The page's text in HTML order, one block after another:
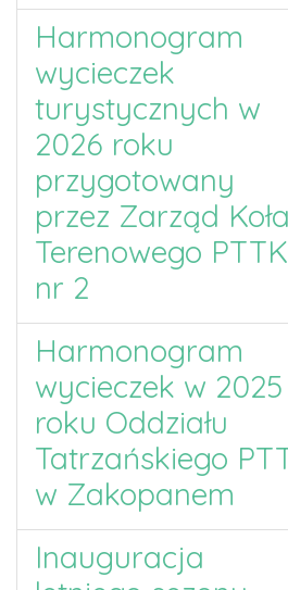
Harmonogram
wycieczek
turystycznych w
2026 roku
przygotowany
przez Zarząd Koła
Terenowego PTTK
nr 2
Harmonogram
wycieczek w 2025
roku Oddziału
Tatrzańskiego
w Zakopanem
Inauguracja